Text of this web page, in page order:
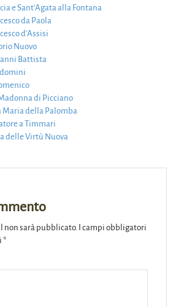
e Sant’Agata alla Fontana
da Paola
d’Assisi
Nuovo
Battista
di Picciano
Maria della Palomba
a Timmari
delle Virtù Nuova
non sarà pubblicato. I campi obbligatori
*